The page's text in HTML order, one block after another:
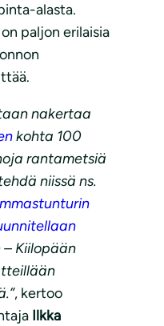
alasta.
paljon erilaisia
nakertaa
kohta 100
rantametsiä
niissä ns.
Kiilopään
, kertoo
Ilkka